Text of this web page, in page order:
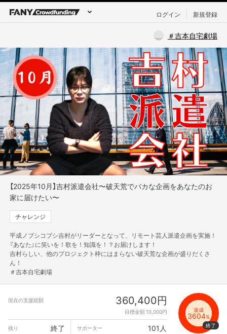
ログイン 新規登録
＃吉本自宅劇場
【2025年10月】吉村派遣会社〜破天荒でバカな企画をあなたのお
家に届けたい〜
チャレンジ
平成ノブシコブシ吉村がリーダーとなって、リモート芸人派遣企画を実施！
『あなた』に笑いを！歌を！知識を！？お届けします！
吉村らしい、他のプロジェクト枠にはまらない破天荒な企画が盛りだくさ
ん！
＃吉本自宅劇場
現在の支援総額 360,400円
目標金額 10,000円 達成
3604%
残り
終了 サポーター 101人